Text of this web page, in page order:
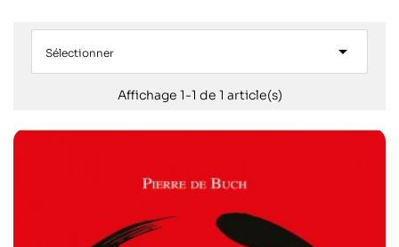
Sélectionner 
Affichage 1-1 de 1 article(s)